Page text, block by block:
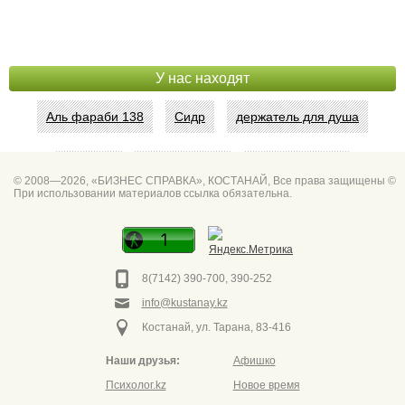
У нас находят
Аль фараби 138 Сидр держатель для душа
© 2008—2026, «БИЗНЕС СПРАВКА», КОСТАНАЙ, Все права защищены ©
При использовании материалов ссылка обязательна.
8(7142) 390-700, 390-252
info@kustanay.kz
Костанай, ул. Тарана, 83-416
Наши друзья:
Психолог.kz
Афишко
Новое время